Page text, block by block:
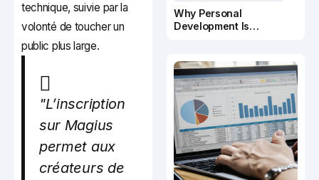
technique, suivie par la
volonté de toucher un
public plus large.
"L’inscription
sur Magius
permet aux
créateurs de
Why Personal
Development Is